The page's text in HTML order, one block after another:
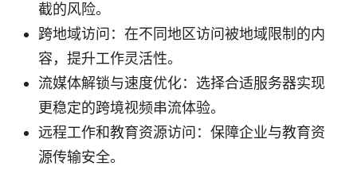
截的风险。
跨地域访问：在不同地区访问被地域限制的内
容，提升工作灵活性。
流媒体解锁与速度优化：选择合适服务器实现
更稳定的跨境视频串流体验。
远程工作和教育资源访问：保障企业与教育资
源传输安全。